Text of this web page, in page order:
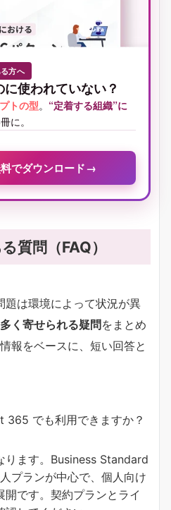
方へ
使われていない？
トの型。 “定着する組織”に
に。
でダウンロード →
質問（FAQ）
は環境によって状況が異
く寄せられる疑問をまとめ
報をベースに、短い回答と
でも利用できますか？
ります。Business Standard
プランが中心で、個人向け
開です。契約プランとライ